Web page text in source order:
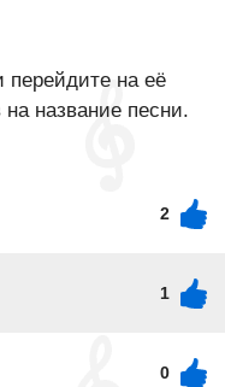
перейдите на её
название песни.
2
1
0